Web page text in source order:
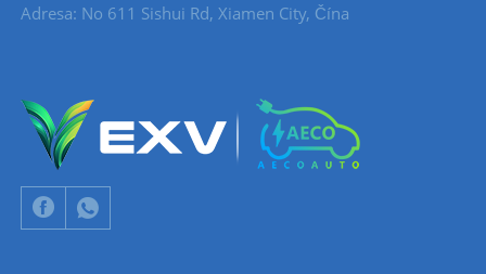
Adresa: No 611 Sishui Rd, Xiamen City, Čína